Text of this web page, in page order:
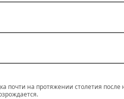
почти на протяжении столетия после